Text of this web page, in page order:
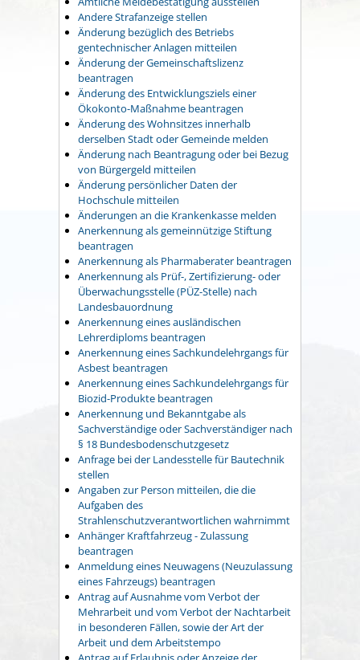
Andere Strafanzeige stellen
Änderung bezüglich des Betriebs
gentechnischer Anlagen mitteilen
Änderung der Gemeinschaftslizenz
beantragen
Änderung des Entwicklungsziels einer
Ökokonto-Maßnahme beantragen
Änderung des Wohnsitzes innerhalb
derselben Stadt oder Gemeinde melden
Änderung nach Beantragung oder bei Bezug
von Bürgergeld mitteilen
Änderung persönlicher Daten der
Hochschule mitteilen
Änderungen an die Krankenkasse melden
Anerkennung als gemeinnützige Stiftung
beantragen
Anerkennung als Pharmaberater beantragen
Anerkennung als Prüf-, Zertifizierung- oder
Überwachungsstelle (PÜZ-Stelle) nach
Landesbauordnung
Anerkennung eines ausländischen
Lehrerdiploms beantragen
Anerkennung eines Sachkundelehrgangs für
Asbest beantragen
Anerkennung eines Sachkundelehrgangs für
Biozid-Produkte beantragen
Anerkennung und Bekanntgabe als
Sachverständige oder Sachverständiger nach
§ 18 Bundesbodenschutzgesetz
Anfrage bei der Landesstelle für Bautechnik
stellen
Angaben zur Person mitteilen, die die
Aufgaben des
Strahlenschutzverantwortlichen wahrnimmt
Anhänger Kraftfahrzeug - Zulassung
beantragen
Anmeldung eines Neuwagens (Neuzulassung
eines Fahrzeugs) beantragen
Antrag auf Ausnahme vom Verbot der
Mehrarbeit und vom Verbot der Nachtarbeit
in besonderen Fällen, sowie der Art der
Arbeit und dem Arbeitstempo